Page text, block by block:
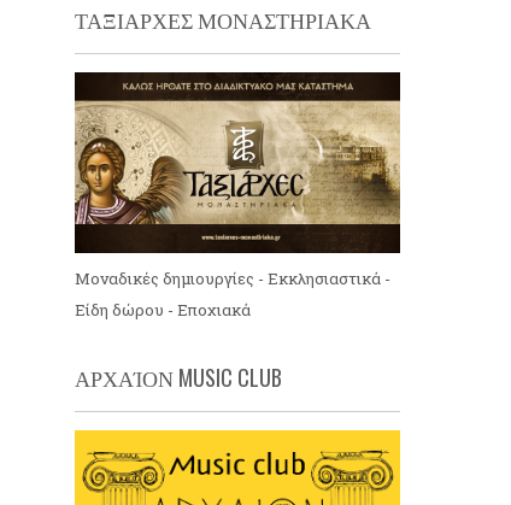
ΤΑΞΙΑΡΧΕΣ ΜΟΝΑΣΤΗΡΙΑΚΑ
Μοναδικές δημιουργίες - Εκκλησιαστικά -
Είδη δώρου - Εποχιακά
ΑΡΧΑΊΟΝ MUSIC CLUB